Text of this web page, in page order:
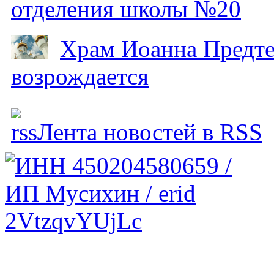
отделения школы №20
Храм Иоанна
возрождается
Лента новостей в RSS